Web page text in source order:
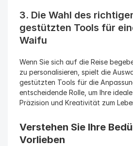
3. Die Wahl des
gestützten Tools für
Waifu
Wenn Sie sich auf die Reise
zu personalisieren, spielt die
gestützten Tools für die
entscheidende Rolle, um Ihre
Präzision und Kreativität zum
Verstehen Sie Ihre
Vorlieben